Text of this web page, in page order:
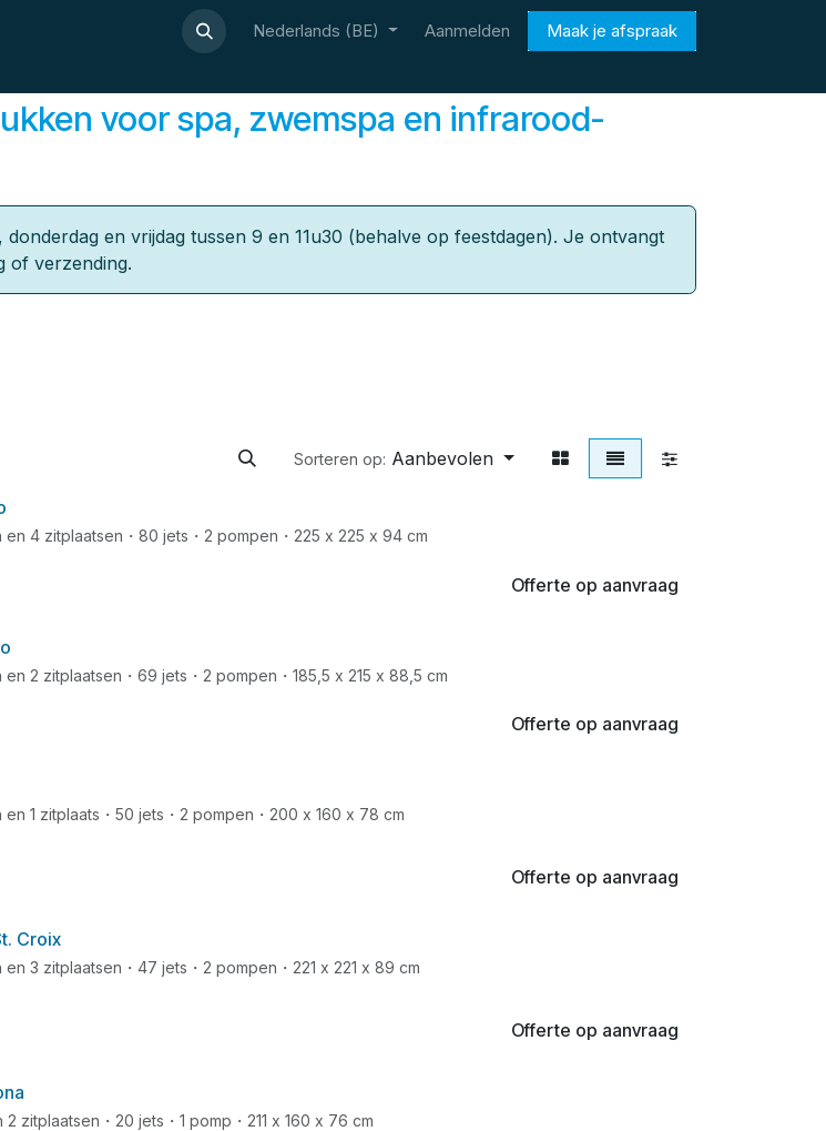
Contact Nederlands (BE) Aanmelden Maak je afspraak
​voor spa, zwemspa en infrarood-
en vrijdag tussen 9 en 11u30 (behalve op feestdagen). Je ontvangt
of verzending.
Sorteren op: Aanbevolen
en 4 zitplaatsen・80 jets・2 pompen・225 x 225 x 94 cm
Offerte op aanvraag
en 2 zitplaatsen・69 jets・2 pompen・185,5 x 215 x 88,5 cm
Offerte op aanvraag
en 1 zitplaats・50 jets・2 pompen・200 x 160 x 78 cm
Offerte op aanvraag
Croix
en 3 zitplaatsen・47 jets・2 pompen・221 x 221 x 89 cm
Offerte op aanvraag
2 zitplaatsen・20 jets・1 pomp・211 x 160 x 76 cm